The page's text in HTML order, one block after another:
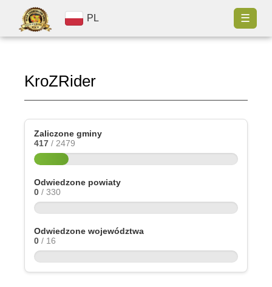
PL ☰
KroZRider
Zaliczone gminy
417 / 2479
Odwiedzone powiaty
0 / 330
Odwiedzone województwa
0 / 16